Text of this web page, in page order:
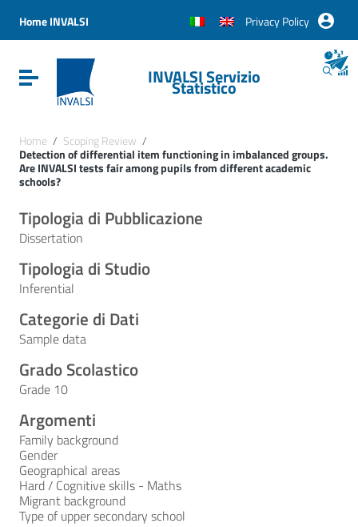
Vai al menu di navigazione
Vai al footer
Home INVALSI Privacy Policy
Attiva / disattiva la navigazioneINVALSI Servizio
Statistico
Home / Scoping Review /
Detection of differential item functioning in imbalanced groups.
Are INVALSI tests fair among pupils from different academic
schools?
Tipologia di Pubblicazione
Dissertation
Tipologia di Studio
Inferential
Categorie di Dati
Sample data
Grado Scolastico
Grade 10
Argomenti
Family background
Gender
Geographical areas
Hard / Cognitive skills - Maths
Migrant background
Type of upper secondary school